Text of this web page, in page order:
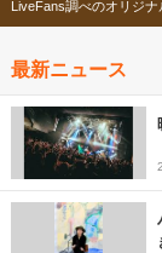
今年も
最新ニュース